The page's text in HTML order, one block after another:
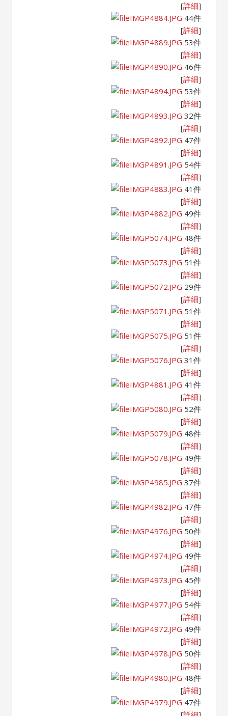
[詳細]
IMGP4884.JPG 44件
[詳細]
IMGP4889.JPG 53件
[詳細]
IMGP4890.JPG 46件
[詳細]
IMGP4894.JPG 53件
[詳細]
IMGP4893.JPG 32件
[詳細]
IMGP4892.JPG 47件
[詳細]
IMGP4891.JPG 54件
[詳細]
IMGP4883.JPG 41件
[詳細]
IMGP4882.JPG 49件
[詳細]
IMGP5074.JPG 48件
[詳細]
IMGP5073.JPG 51件
[詳細]
IMGP5072.JPG 29件
[詳細]
IMGP5071.JPG 51件
[詳細]
IMGP5075.JPG 51件
[詳細]
IMGP5076.JPG 31件
[詳細]
IMGP4881.JPG 41件
[詳細]
IMGP5080.JPG 52件
[詳細]
IMGP5079.JPG 48件
[詳細]
IMGP5078.JPG 49件
[詳細]
IMGP4985.JPG 37件
[詳細]
IMGP4982.JPG 47件
[詳細]
IMGP4976.JPG 50件
[詳細]
IMGP4974.JPG 49件
[詳細]
IMGP4973.JPG 45件
[詳細]
IMGP4977.JPG 54件
[詳細]
IMGP4972.JPG 49件
[詳細]
IMGP4978.JPG 50件
[詳細]
IMGP4980.JPG 48件
[詳細]
IMGP4979.JPG 47件